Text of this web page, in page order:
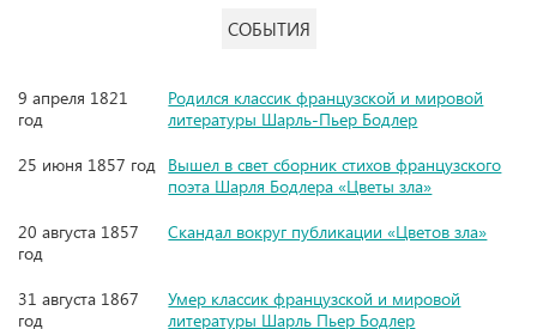
СОБЫТИЯ
9 апреля 1821
год
Родился классик французской и мировой
литературы Шарль-Пьер Бодлер
25 июня 1857 год Вышел в свет сборник стихов французского
поэта Шарля Бодлера «Цветы зла»
20 августа 1857
год
Скандал вокруг публикации «Цветов зла»
31 августа 1867
год
Умер классик французской и мировой
литературы Шарль Пьер Бодлер